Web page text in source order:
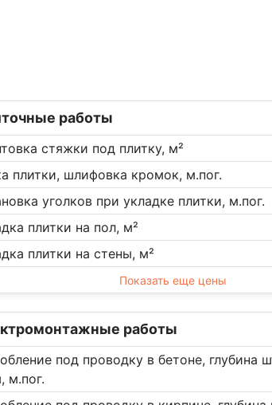
работы
стяжки под плитку, м²
плитки, шлифовка кромок, м.пог.
уголков при укладке плитки, м.пог.
плитки на пол, м²
плитки на стены, м²
Показать еще цены
работы
под проводку в бетоне, глубина
м.пог.